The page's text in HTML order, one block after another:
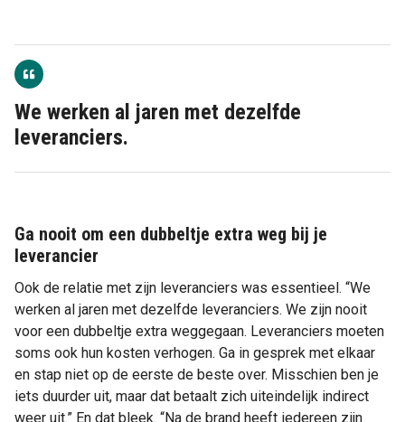
We werken al jaren met dezelfde
leveranciers.
Ga nooit om een dubbeltje extra weg bij je
leverancier
Ook de relatie met zijn leveranciers was essentieel. “We
werken al jaren met dezelfde leveranciers. We zijn nooit
voor een dubbeltje extra weggegaan. Leveranciers moeten
soms ook hun kosten verhogen. Ga in gesprek met elkaar
en stap niet op de eerste de beste over. Misschien ben je
iets duurder uit, maar dat betaalt zich uiteindelijk indirect
weer uit.” En dat bleek. “Na de brand heeft iedereen zijn